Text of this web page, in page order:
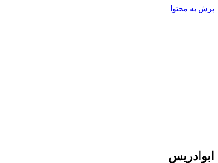
پرش به محتوا
ابوادریس